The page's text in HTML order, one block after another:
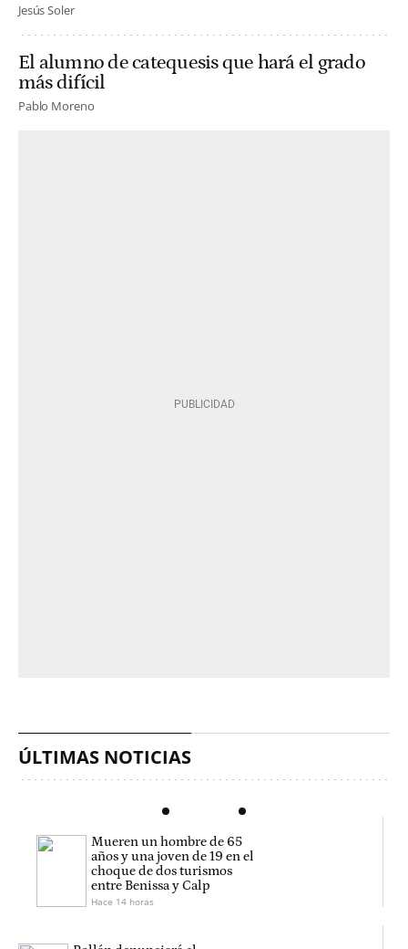
Jesús Soler
El alumno de catequesis que hará el grado
más difícil
Pablo Moreno
ÚLTIMAS NOTICIAS
Mueren un hombre de 65
años y una joven de 19 en el
choque de dos turismos
entre Benissa y Calp
Hace 14 horas